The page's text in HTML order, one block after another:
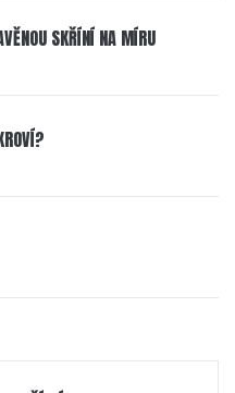
SKŘÍNÍ NA MÍRU